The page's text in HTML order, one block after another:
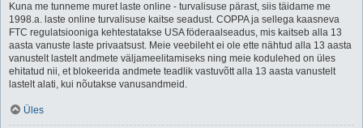
Kuna me tunneme muret laste online - turvalisuse pärast, siis täidame me
1998.a. laste online turvalisuse kaitse seadust. COPPA ja sellega kaasneva
FTC regulatsiooniga kehtestatakse USA föderaalseadus, mis kaitseb alla 13
aasta vanuste laste privaatsust. Meie veebileht ei ole ette nähtud alla 13 aasta
vanustelt lastelt andmete väljameelitamiseks ning meie kodulehed on üles
ehitatud nii, et blokeerida andmete teadlik vastuvõtt alla 13 aasta vanustelt
lastelt alati, kui nõutakse vanusandmeid.
Üles